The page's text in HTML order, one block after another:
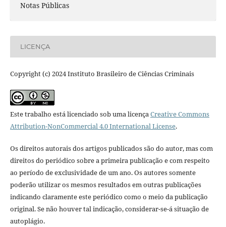
Notas Públicas
LICENÇA
Copyright (c) 2024 Instituto Brasileiro de Ciências Criminais
Este trabalho está licenciado sob uma licençaCreative Commons
Attribution-NonCommercial 4.0 International License.
Os direitos autorais dos artigos publicados são do autor, mas com
direitos do periódico sobre a primeira publicação e com respeito
ao período de exclusividade de um ano. Os autores somente
poderão utilizar os mesmos resultados em outras publicações
indicando claramente este periódico como o meio da publicação
original. Se não houver tal indicação, considerar-se-á situação de
autoplágio.